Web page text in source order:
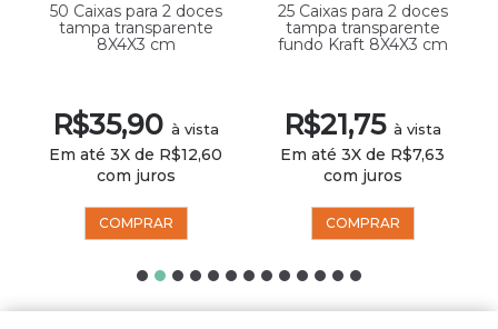
50 Caixas para 2 doces
tampa transparente
8X4X3 cm
R$35,90 à vista
Em até 3X de R$12,60
com juros
COMPRAR
25 Caixas para 2 doces
tampa transparente
fundo Kraft 8X4X3 cm
R$21,75 à vista
Em até 3X de R$7,63
com juros
COMPRAR